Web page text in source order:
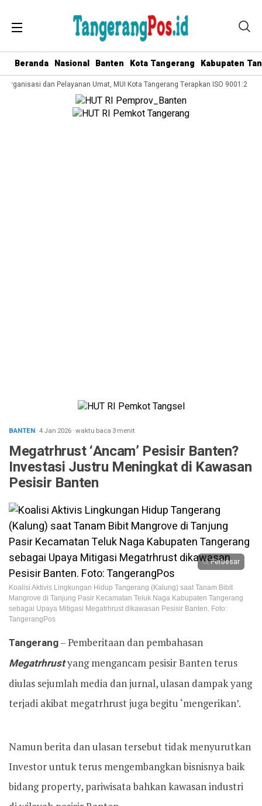
Beranda Nasional Banten Kota Tangerang Kabupaten
dan Pelayanan Umat, MUI Kota Tangerang Terapkan ISO 9001:2015
BANTEN· 4 Jan 2026·waktu baca 3 menit
Megatrhrust ‘Ancam’ Pesisir Banten?
Investasi Justru Meningkat di Kawasan
Pesisir Banten
Perbesar
Koalisi Aktivis Lingkungan Hidup Tangerang (Kalung) saat Tanam Bibit
Mangrove di Tanjung Pasir Kecamatan Teluk Naga Kabupaten Tangerang
sebagai Upaya Mitigasi Megatrhrust dikawasan Pesisir Banten. Foto:
TangerangPos
Tangerang– Pemberitaan dan pembahasan
Megatrhrustyang mengancam pesisir Banten terus
diulas sejumlah media dan jurnal, ulasan dampak yang
terjadi akibat megatrhrust juga begitu ‘mengerikan’.
Namun berita dan ulasan tersebut tidak menyurutkan
Investor untuk terus mengembangkan bisnisnya baik
bidang property, pariwisata bahkan kawasan industri